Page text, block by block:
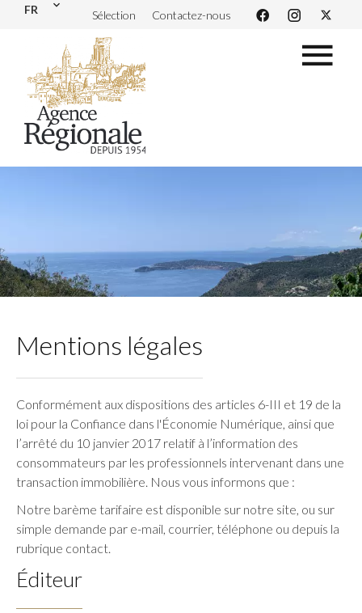
FR Sélection Contactez-nous
Mentions légales
Conformément aux dispositions des articles 6-III et 19 de la
loi pour la Confiance dans l'Économie Numérique, ainsi que
l’arrêté du 10 janvier 2017 relatif à l’information des
consommateurs par les professionnels intervenant dans une
transaction immobilière. Nous vous informons que :
Notre barème tarifaire est disponible sur notre site, ou sur
simple demande par e-mail, courrier, téléphone ou depuis la
rubrique contact.
Éditeur